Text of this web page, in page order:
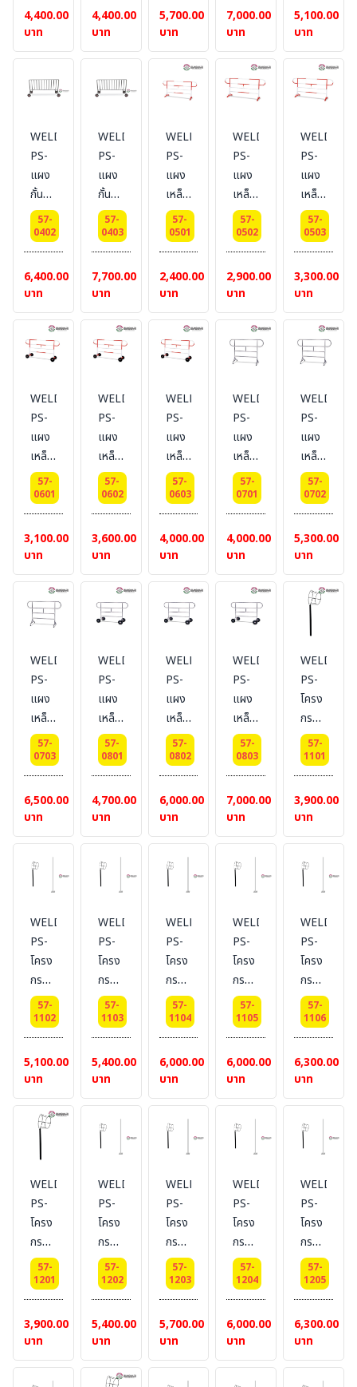
ยาว
2
เมตร
4,400.00
บาท
เลส
ยาว
1
แบบ
4,400.00
บาท
เลส
ยาว
1.5
เมตร
แบบ
5,700.00
บาท
เลส
ยาว
2
เมตร
แบบ
7,000.00
บาท
เลส
ยาว
1
เมตร
แบบ
5,100.00
บาท
WELDING-
PS-
แผง
กั้น
จราจร
ส
แตน
เลส
ยาว
1.5
เมตร.
แบบ
57-
0402
6,400.00
บาท
WELDING-
PS-
แผง
กั้น
จราจร
ส
แตน
เลส
ยาว
2
เมตร
แบบ
57-
0403
7,700.00
บาท
WELDING-
PS-
แผง
เหล็ก
กั้น
จราจร
แบบ
หูช้าง
ความ
สูง 1
ยาว
1 m.
ไม่มี
ล้อ
57-
0501
2,400.00
บาท
WELDING-
PS-
แผง
เหล็ก
กั้น
จราจร
แบบ
หูช้าง
ความ
สูง 1
ยาว
1.5
#แบบ
ไม่มี
ล้อ
57-
0502
2,900.00
บาท
WELDING-
PS-
แผง
เหล็ก
กั้น
จราจร
แบบ
หูช้าง
ความ
สูง 1
ยาว
2 m.
ไม่มี
ล้อ
57-
0503
3,300.00
บาท
WELDING-
PS-
แผง
เหล็ก
กั้น
จราจร
แบบ
หูช้าง
ความ
สูง(รวม
1.1
m
1 m.
#แบบ
มีล้อ
57-
0601
3,100.00
บาท
WELDING-
PS-
แผง
เหล็ก
กั้น
จราจร
แบบ
หูช้าง
ความ
สูง(รวม
1.1
1.5
m.
#แบบ
มีล้อ
57-
0602
3,600.00
บาท
WELDING-
PS-
แผง
เหล็ก
กั้น
จราจร
แบบ
หูช้าง
ความ
สูง(รวม
1.1
2 m.
#แบบ
มีล้อ
57-
0603
4,000.00
บาท
WELDING-
PS-
แผง
เหล็ก
กั้น
จราจร
หูช้าง
ส
แตน
เลส
แบบ
ไม่มี
1
เมตร
57-
0701
4,000.00
บาท
WELDING-
PS-
แผง
เหล็ก
กั้น
จราจร
หูช้าง
ส
แตน
เลส
แบบ
ไม่มี
ล้อ
1.5
เมตร
57-
0702
5,300.00
บาท
WELDING-
PS-
แผง
เหล็ก
กั้น
จราจร
หูช้าง
ส
แตน
เลส
ไม่มี
ล้อ
2
เมตร
57-
0703
6,500.00
บาท
WELDING-
PS-
แผง
เหล็ก
กั้น
จราจร
หูช้าง
ส
แตน
เลส
มีล้อ
ยาว
เมตร
57-
0801
4,700.00
บาท
WELDING-
PS-
แผง
เหล็ก
กั้น
จราจร
หูช้าง
ส
แตน
เลส
มีล้อ
ยาว
เมตร
57-
0802
6,000.00
บาท
WELDING-
PS-
แผง
เหล็ก
กั้น
จราจร
หูช้าง
ส
แตน
เลส
มีล้อ
ยาว
เมตร
57-
0803
7,000.00
บาท
WELDING-
PS-
โครง
กรวย
ลม
บอก
ทิศทาง
Dai
25
cm.
57-
1101
3,900.00
บาท
WELDING-
PS-
โครง
กรวย
ลม
บอก
ทิศทาง
Dai
25
cm.
เสา
สูง 1
เมตร
57-
1102
5,100.00
บาท
WELDING-
PS-
โครง
กรวย
ลม
บอก
ทิศทาง
Dai
25
cm.
สูง
1.5
57-
1103
5,400.00
บาท
WELDING-
PS-
โครง
กรวย
ลม
บอก
ทิศทาง
Dai
25
cm.
สูง 2
เมตร
57-
1104
6,000.00
บาท
WELDING-
PS-
โครง
กรวย
ลม
บอก
ทิศทาง
Dai
25
cm.
สูง
2.5
57-
1105
6,000.00
บาท
WELDING-
PS-
โครง
กรวย
ลม
บอก
ทิศทาง
Dai
25
cm.
สูง 3
เมตร
57-
1106
6,300.00
บาท
WELDING-
PS-
โครง
กรวย
ลม
บอก
ทิศทาง
Dai
30
cm.
57-
1201
3,900.00
บาท
WELDING-
PS-
โครง
กรวย
ลม
บอก
ทิศทาง
Dai
30
cm.
เสา
57-
1202
5,400.00
บาท
WELDING-
PS-
โครง
กรวย
ลม
บอก
ทิศทาง
Dai
30
cm.
57-
1203
5,700.00
บาท
WELDING-
PS-
โครง
กรวย
ลม
บอก
ทิศทาง
Dai
30
cm.
57-
1204
6,000.00
บาท
WELDING-
PS-
โครง
กรวย
ลม
บอก
ทิศทาง
Dai
30
cm.
57-
1205
6,300.00
บาท